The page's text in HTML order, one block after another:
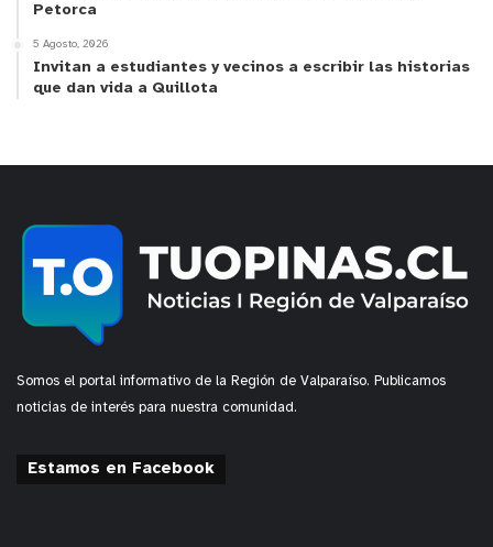
Petorca
5 Agosto, 2026
Invitan a estudiantes y vecinos a escribir las historias
que dan vida a Quillota
Somos el portal informativo de la Región de Valparaíso. Publicamos
noticias de interés para nuestra comunidad.
Estamos en Facebook